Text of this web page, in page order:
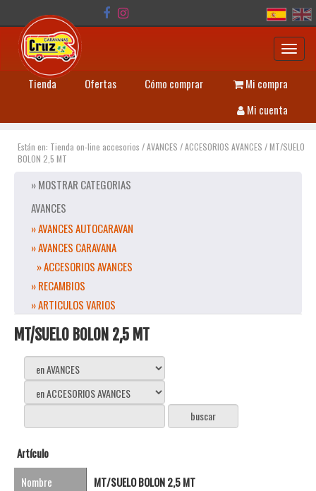
Tienda Ofertas Cómo comprar
Mi compra
Mi cuenta
Están en: Tienda on-line accesorios /AVANCES /ACCESORIOS AVANCES /MT/SUELO
BOLON 2,5 MT
» MOSTRAR CATEGORIAS
AVANCES
» AVANCES AUTOCARAVAN
» AVANCES CARAVANA
» ACCESORIOS AVANCES
» RECAMBIOS
» ARTICULOS VARIOS
MT/SUELO BOLON 2,5 MT
Artículo
Nombre
MT/SUELO BOLON 2,5 MT